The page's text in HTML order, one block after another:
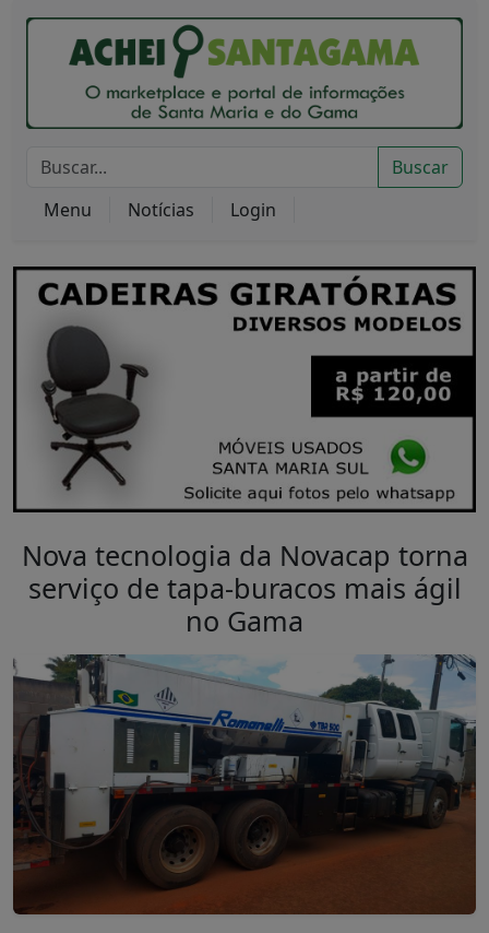
Buscar
Menu
Notícias Login
Nova tecnologia da Novacap torna
serviço de tapa-buracos mais ágil
no Gama